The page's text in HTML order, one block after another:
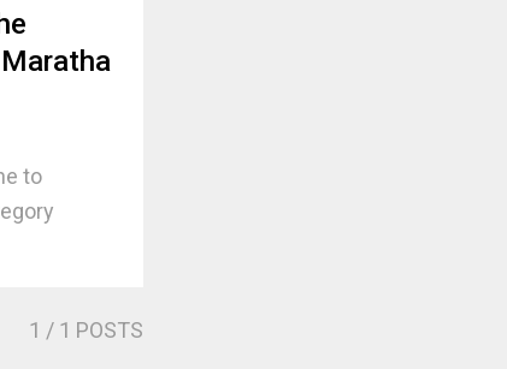
to
1 / 1 POSTS